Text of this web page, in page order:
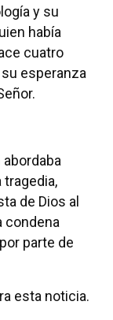
y su
había
cuatro
esperanza
de Dios al
condena
parte de
esta noticia.